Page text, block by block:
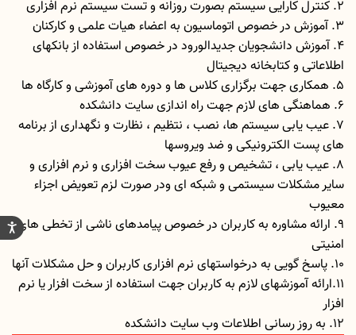
2. کنترل کارایی سیستم بصورت روزانه و تست سیستم نرم افزاری
3. آموزش در خصوص اتوماسیون به اعضاء هیات علمی و کارکنان
4. آموزش دانشجویان جدیدالورود در خصوص استفاده از بانکهای
اطلاعاتی و کتابخانه دیجیتال
5. همکاری جهت برگزاری کلاس ها و دوره های آموزشی و کارگاه ها
6. هماهنگی های لازم جهت راه اندازی سایت دانشکده
7. عیب یابی سیستم ها، نصب ، نتظیم ، نظارت و نگهداری از برنامه
های پست الکترونیکی و ضد ویروسها
8. عیب یابی ، تشخیص و رفع عیوب سخت افزاری و نرم افزاری و
سایر مشکلات سیستمی و شبکه ای ودر صورت لزم تعویض اجزاء
معیوب
9. ارائه مشاوره به کاربران در خصوص پیامدهای ناشی از تخطی های
امنیتی
10. پاسخ گویی به درخواستهای نرم افزاری کاربران و حل مشکلات آنها
11.ارائه آموزشهای لازم به کاربران جهت استفاده از سخت افزار یا نرم
افزار
12. به روز رسانی اطلاعات وب سایت دانشکده